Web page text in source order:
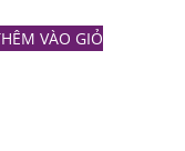
VÀO GIỎ